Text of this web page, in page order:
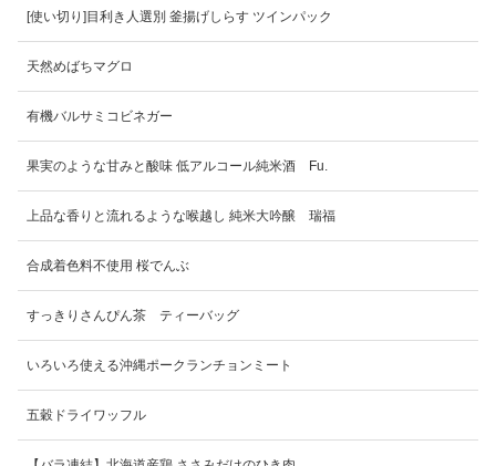
[使い切り]目利き人選別 釜揚げしらす ツインパック
天然めばちマグロ
有機バルサミコビネガー
果実のような甘みと酸味 低アルコール純米酒 Fu.
上品な香りと流れるような喉越し 純米大吟醸 瑞福
合成着色料不使用 桜でんぶ
すっきりさんぴん茶 ティーバッグ
いろいろ使える沖縄ポークランチョンミート
五穀ドライワッフル